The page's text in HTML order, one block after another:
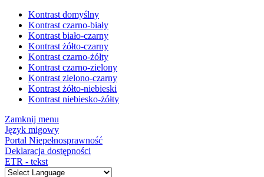
Kontrast domyślny
Kontrast czarno-biały
Kontrast biało-czarny
Kontrast żółto-czarny
Kontrast czarno-żółty
Kontrast czarno-zielony
Kontrast zielono-czarny
Kontrast żółto-niebieski
Kontrast niebiesko-żółty
Zamknij menu
Język migowy
Portal Niepełnosprawność
Deklaracja dostępności
ETR - tekst